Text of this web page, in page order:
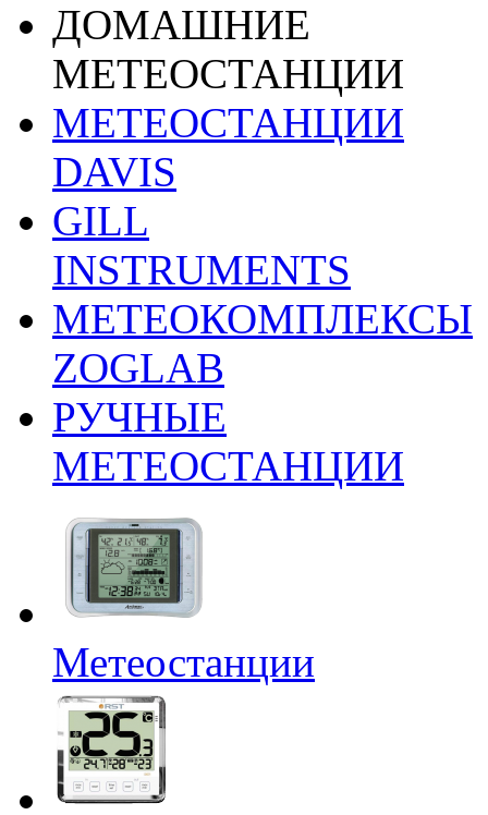
ДОМАШНИЕ
МЕТЕОСТАНЦИИ
МЕТЕОСТАНЦИИ
DAVIS
GILL
INSTRUMENTS
МЕТЕОКОМПЛЕКСЫ
ZOGLAB
РУЧНЫЕ
МЕТЕОСТАНЦИИ
Метеостанции